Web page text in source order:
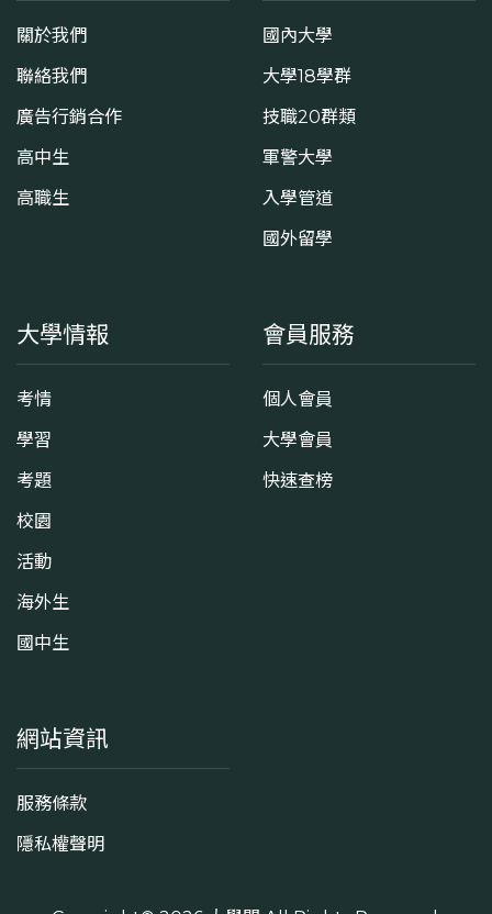
關於我們
聯絡我們
廣告行銷合作
高中生
高職生
國內大學
大學18學群
技職20群類
軍警大學
入學管道
國外留學
大學情報
考情
學習
考題
校園
活動
海外生
國中生
會員服務
個人會員
大學會員
快速查榜
網站資訊
服務條款
隱私權聲明